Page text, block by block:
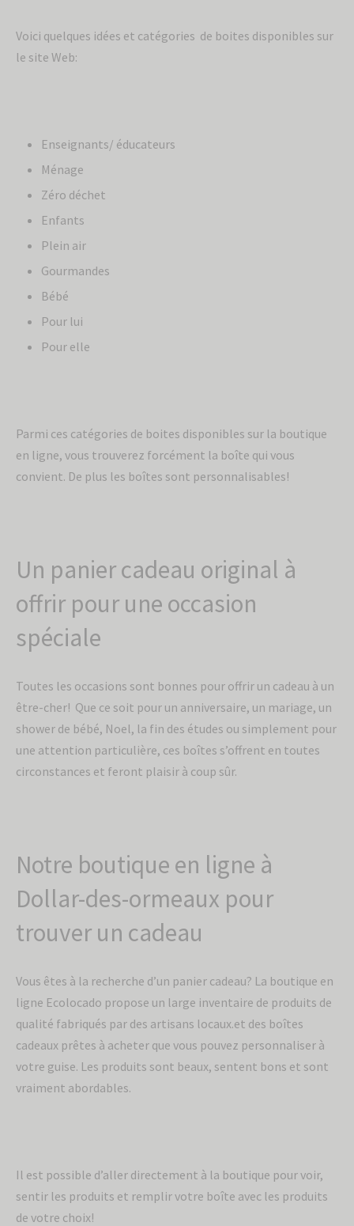
Voici quelques idées et catégories de boites disponibles sur
le site Web:
Enseignants/ éducateurs
Ménage
Zéro déchet
Enfants
Plein air
Gourmandes
Bébé
Pour lui
Pour elle
Parmi ces catégories de boites disponibles sur la boutique
en ligne, vous trouverez forcément la boîte qui vous
convient. De plus les boîtes sont personnalisables!
Un panier cadeau original à
offrir pour une occasion
spéciale
Toutes les occasions sont bonnes pour offrir un cadeau à un
être-cher! Que ce soit pour un anniversaire, un mariage, un
shower de bébé, Noel, la fin des études ou simplement pour
une attention particulière, ces boîtes s’offrent en toutes
circonstances et feront plaisir à coup sûr.
Notre boutique en ligne à
Dollar-des-ormeaux pour
trouver un cadeau
Vous êtes à la recherche d’un panier cadeau? La boutique en
ligne Ecolocado propose un large inventaire de produits de
qualité fabriqués par des artisans locaux.et des boîtes
cadeaux prêtes à acheter que vous pouvez personnaliser à
votre guise. Les produits sont beaux, sentent bons et sont
vraiment abordables.
Il est possible d’aller directement à la boutique pour voir,
sentir les produits et remplir votre boîte avec les produits
de votre choix!